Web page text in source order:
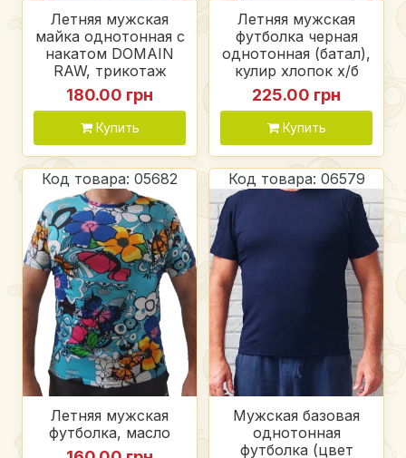
Летняя мужская
майка однотонная с
накатом DOMAIN
RAW, трикотаж
180.00 грн
Купить
Летняя мужская
футболка черная
однотонная (батал),
кулир хлопок х/б
225.00 грн
Купить
Код товара: 05682
Летняя мужская
футболка, масло
Код товара: 06579
Мужская базовая
однотонная
футболка (цвет